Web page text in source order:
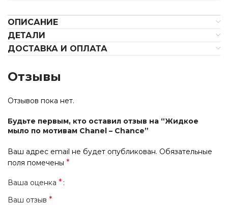
ОПИСАНИЕ
ДЕТАЛИ
ДОСТАВКА И ОПЛАТА
Отзывы
Отзывов пока нет.
Будьте первым, кто оставил отзыв на “Жидкое
мыло по мотивам Chanel – Chance”
Ваш адрес email не будет опубликован. Обязательные
поля помечены *
Ваша оценка *
Ваш отзыв *